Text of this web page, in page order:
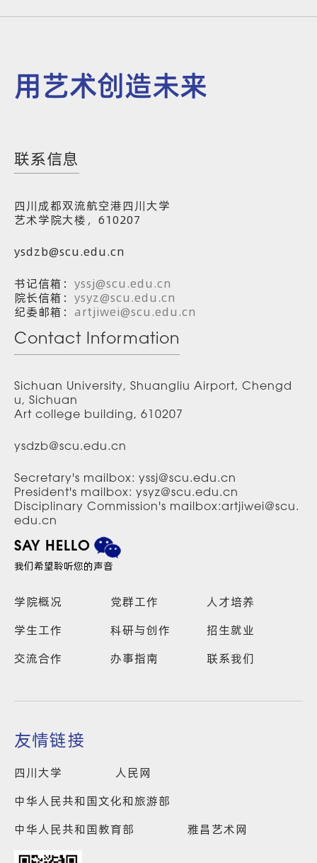
用艺术创造未来
联系信息
四川成都双流航空港四川大学
艺术学院大楼，610207
ysdzb@scu.edu.cn
书记信箱： yssj@scu.edu.cn
院长信箱： ysyz@scu.edu.cn
纪委邮箱： artjiwei@scu.edu.cn
Contact Information
Sichuan University, Shuangliu Airport, Chengd
u, Sichuan
Art college building, 610207
ysdzb@scu.edu.cn
Secretary's mailbox: yssj@scu.edu.cn
President's mailbox: ysyz@scu.edu.cn
Disciplinary Commission's mailbox:artjiwei@scu.
edu.cn
SAY HELLO
我们希望聆听您的声音
学院概况 党群工作
人才培养
学生工作
科研与创作
招生就业
交流合作
办事指南 联系我们
友情链接
四川大学
人民网
中华人民共和国文化和旅游部
中华人民共和国教育部
雅昌艺术网